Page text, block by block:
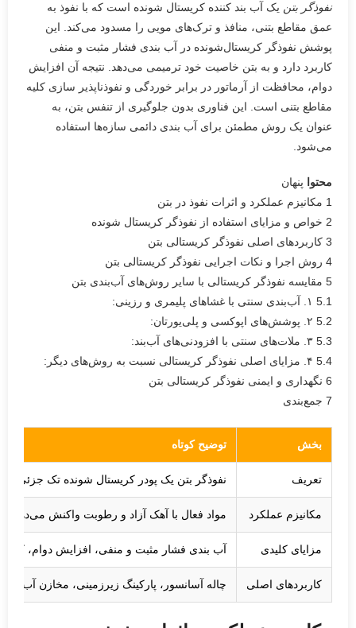
نفوذگر بتن یک آب بند کننده کریستال شونده است که با نفوذ به
عمق مقاطع بتنی، منافذ و ترک‌های مویی را مسدود می‌کند. این
پوشش نفوذگر کریستال‌شونده در آب بندی فشار مثبت و منفی
کاربرد دارد و به بتن خاصیت خود ترمیمی می‌دهد. نتیجه آن افزایش
دوام، محافظت از آرماتور در برابر خوردگی و نفوذناپذیر سازی کلیه
مقاطع بتنی است. این فناوری بدون جلوگیری از تنفس بتن، به
عنوان یک روش مطمئن برای آب بندی دائمی سازه‌ها استفاده
می‌شود.
محتوا
پنهان
1 مکانیزم عملکرد و اثرات نفوذ در بتن
2 خواص و مزایای استفاده از نفوذگر کریستال شونده
3 کاربردهای اصلی نفوذگر کریستالی بتن
4 روش اجرا و نکات اجرایی نفوذگر کریستالی بتن
5 مقایسه نفوذگر کریستالی با سایر روش‌های آب‌بندی بتن
5.1 ۱. آب‌بندی سنتی با غشاهای پلیمری و رزینی:
5.2 ۲. پوشش‌های اپوکسی و پلی‌یورتان:
5.3 ۳. ملات‌های سنتی با افزودنی‌های آب‌بند:
5.4 ۴. مزایای اصلی نفوذگر کریستالی نسبت به روش‌های دیگر:
6 نگهداری و ایمنی نفوذگر کریستالی بتن
7 جمع‌بندی
بخش توضیح کوتاه
تعریف نفوذگر بتن یک پودر کریستال شونده تک جزئی
مکانیزم عملکرد مواد فعال با آهک آزاد و رطوبت واکنش می‌دهند
مزایای کلیدی آب بندی فشار مثبت و منفی، افزایش دوام،
کاربردهای اصلی چاله آسانسور، پارکینگ زیرزمینی، مخازن آب،